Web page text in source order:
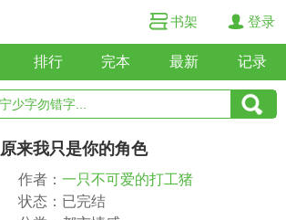
书架 登录
排行 完本 最新 记录
原来我只是你的角色
作者： 一只不可爱的打工猪
状态：已完结